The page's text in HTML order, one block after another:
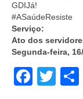
GDIJá!
#ASaúdeResiste
Serviço:
Ato dos
Segunda-feira,